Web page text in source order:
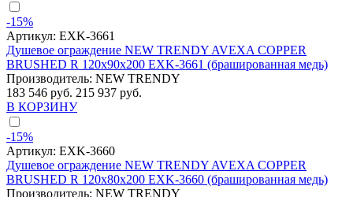
-15%
Артикул: EXK-3661
Душевое ограждение NEW TRENDY AVEXA COPPER
BRUSHED R 120x90x200 EXK-3661 (брашированная медь)
Производитель: NEW TRENDY
183 546 руб. 215 937 руб.
В КОРЗИНУ
-15%
Артикул: EXK-3660
Душевое ограждение NEW TRENDY AVEXA COPPER
BRUSHED R 120x80x200 EXK-3660 (брашированная медь)
Производитель: NEW TRENDY